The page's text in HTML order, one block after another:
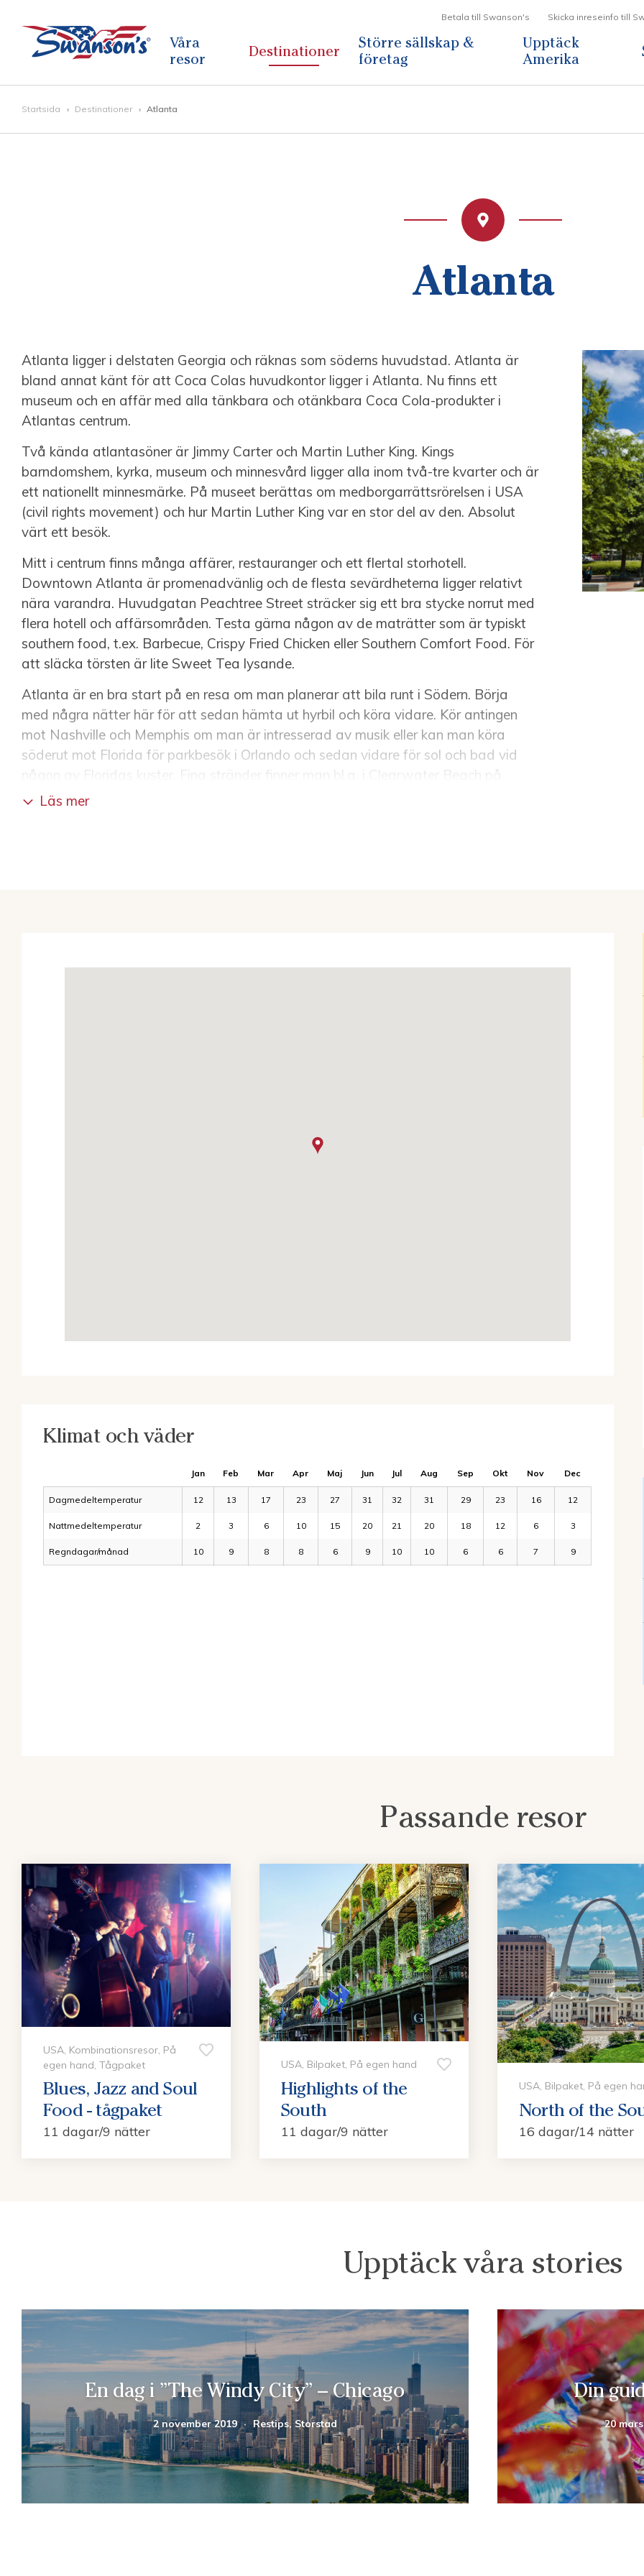
Betala till Swanson's Skicka inreseinfo till
Våra
resor
Destinationer
Större sällskap &
företag
Upptäck
Amerika
Startsida Destinationer Atlanta
Atlanta
Atlanta ligger i delstaten Georgia och räknas som söderns huvudstad. Atlanta är
bland annat känt för att Coca Colas huvudkontor ligger i Atlanta. Nu finns ett
museum och en affär med alla tänkbara och otänkbara Coca Cola-produkter i
Atlantas centrum.
Två kända atlantasöner är Jimmy Carter och Martin Luther King. Kings
barndomshem, kyrka, museum och minnesvård ligger alla inom två-tre kvarter och är
ett nationellt minnesmärke. På museet berättas om medborgarrättsrörelsen i USA
(civil rights movement) och hur Martin Luther King var en stor del av den. Absolut
värt ett besök.
Mitt i centrum finns många affärer, restauranger och ett flertal storhotell.
Downtown Atlanta är promenadvänlig och de flesta sevärdheterna ligger relativt
nära varandra. Huvudgatan Peachtree Street sträcker sig ett bra stycke norrut med
flera hotell och affärsområden. Testa gärna någon av de maträtter som är typiskt
southern food, t.ex. Barbecue, Crispy Fried Chicken eller Southern Comfort Food. För
att släcka törsten är lite Sweet Tea lysande.
Atlanta är en bra start på en resa om man planerar att bila runt i Södern. Börja
med några nätter här för att sedan hämta ut hyrbil och köra vidare. Kör antingen
mot Nashville och Memphis om man är intresserad av musik eller kan man köra
söderut mot Florida för parkbesök i Orlando och sedan vidare för sol och bad vid
någon av Floridas kuster. Fina stränder finner man bl.a. i Clearwater Beach på
Floridas västkust men också i Fort Lauderdale eller Miami Beach på Floridas
Läs mer
Klimat och väder
Jan Feb Mar Apr Maj Jun Jul Aug Sep Okt Nov Dec
Dagmedeltemperatur 12 13 17 23 27 31 32 31 29 23 16 12
Nattmedeltemperatur 2 3 6 10 15 20 21 20 18 12 6 3
Regndagar/månad 10 9 8 8 6 9 10 10 6 6 7 9
Passande resor
USA, Kombinationsresor, På
egen hand, Tågpaket
Blues, Jazz and Soul
Food - tågpaket
11 dagar/9 nätter
USA, Bilpaket, På egen hand
Highlights of the
South
11 dagar/9 nätter
USA, Bilpaket, På egen
North of the
16 dagar/14 nätter
Upptäck våra stories
En dag i ”The Windy City” – Chicago
2 november 2019 · Restips, Storstad
Din
20